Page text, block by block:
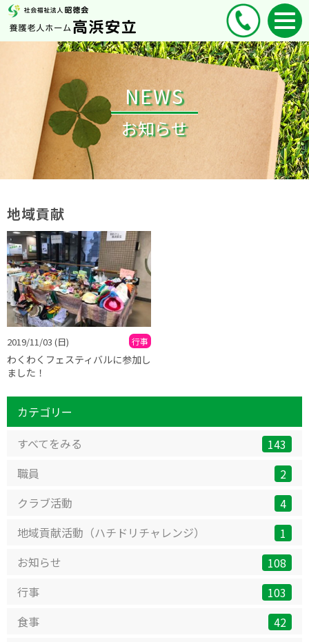
NEWS
お知らせ
地域貢献
2019/11/03 (日) 行事
わくわくフェスティバルに参加し
ました！
カテゴリー
すべてをみる
143
職員
2
クラブ活動
4
地域貢献活動（ハチドリチャレンジ）
1
お知らせ
108
行事
103
食事
42